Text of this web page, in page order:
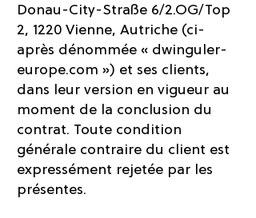
Donau-City-Straße 6/2.OG/Top
2, 1220 Vienne, Autriche (ci-
après dénommée « dwinguler-
europe.com ») et ses clients,
dans leur version en vigueur au
moment de la conclusion du
contrat. Toute condition
générale contraire du client est
expressément rejetée par les
présentes.